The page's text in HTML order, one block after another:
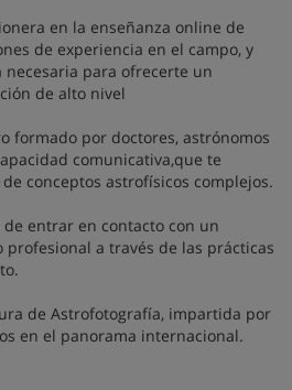
en la enseñanza online de
de experiencia en el campo, y
necesaria para ofrecerte un
de alto nivel
formado por doctores, astrónomos
comunicativa,que te
conceptos astrofísicos complejos.
entrar en contacto con un
a través de las prácticas
de Astrofotografía, impartida por
en el panorama internacional.